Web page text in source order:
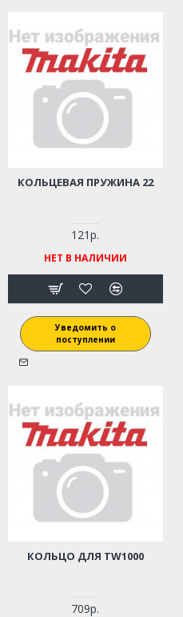
КОЛЬЦЕВАЯ ПРУЖИНА 22
121р.
НЕТ В НАЛИЧИИ
Уведомить о
поступлении
КОЛЬЦО ДЛЯ TW1000
709р.